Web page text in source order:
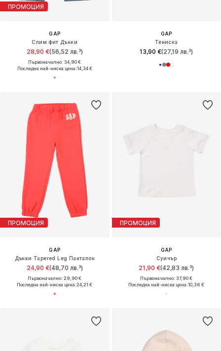
ПРОМОЦИЯ
GAP
Слим фит Дънки
28,90 €(56,52 лв.³)
Първоначално: 34,90 €
Последна най-ниска цена:14,34 €
GAP
Тениска
13,90 €(27,19 лв.³)
ПРОМОЦИЯ
GAP
Дънки Tapered Leg Панталон
24,90 €(48,70 лв.³)
Първоначално: 29,90 €
Последна най-ниска цена:24,21 €
ПРОМОЦИЯ
GAP
Суичър
21,90 €(42,83 лв.³)
Първоначално: 37,90 €
Последна най-ниска цена:10,36 €